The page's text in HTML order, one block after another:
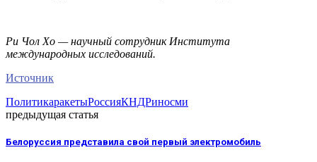
Ри Чол Хо — научный сотрудник Института
международных исследований.
Источник
ПолитикаракетыРоссияКНДРиносми
предыдущая статья
Белоруссия представила свой первый электромобиль